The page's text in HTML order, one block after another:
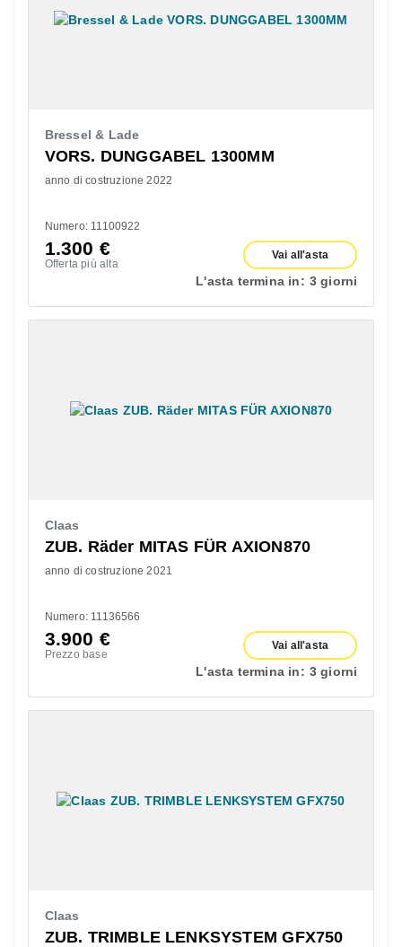
Bressel & Lade
VORS. DUNGGABEL 1300MM
anno di costruzione 2022
Numero: 11100922
1.300 €
Offerta più alta
Vai all'asta
L'asta termina in: 3 giorni
Claas
ZUB. Räder MITAS FÜR AXION870
anno di costruzione 2021
Numero: 11136566
3.900 €
Prezzo base
Vai all'asta
L'asta termina in: 3 giorni
Claas
ZUB. TRIMBLE LENKSYSTEM GFX750